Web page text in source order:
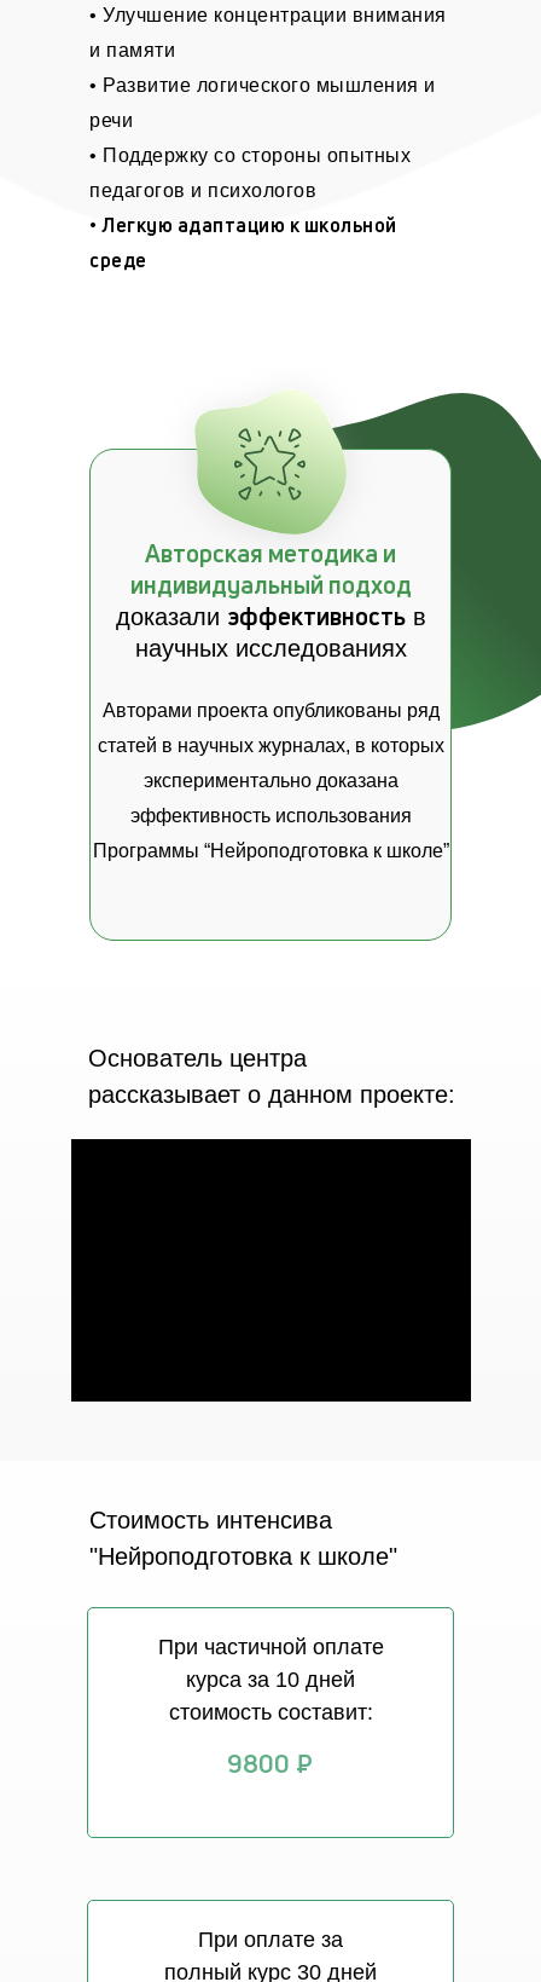
• Улучшение концентрации внимания
и памяти
• Развитие логического мышления и
речи
• Поддержку со стороны опытных
педагогов и психологов
• Легкую адаптацию к школьной
среде
Авторами проекта опубликованы ряд
статей в научных журналах, в которых
экспериментально доказана
эффективность использования
Программы “Нейроподготовка к школе”
Авторская методика и
индивидуальный подход
доказали эффективностьв
научных исследованиях
Основатель центра
рассказывает о данном проекте:
Стоимость интенсива
"Нейроподготовка к школе"
9800 ₽
При частичной оплате
курса за 10 дней
стоимость составит:
При оплате за
полный курс 30 дней